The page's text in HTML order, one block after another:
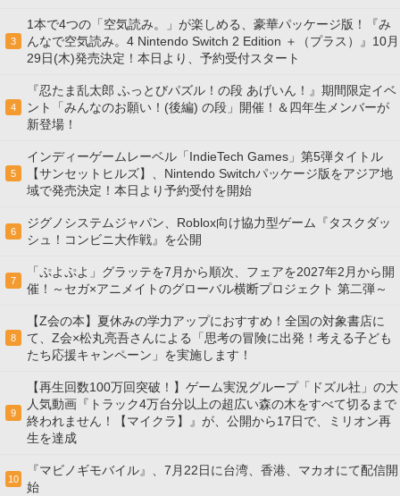
3
1本で4つの「空気読み。」が楽しめる、豪華パッケージ版！『み
んなで空気読み。4 Nintendo Switch 2 Edition ＋（プラス）』10月
29日(木)発売決定！本日より、予約受付スタート
4
『忍たま乱太郎 ふっとびパズル！の段 あげいん！』期間限定イベ
ント「みんなのお願い！(後編) の段」開催！＆四年生メンバーが
新登場！
5
インディーゲームレーベル「IndieTech Games」第5弾タイトル
【サンセットヒルズ】、Nintendo Switchパッケージ版をアジア地
域で発売決定！本日より予約受付を開始
6
ジグノシステムジャパン、Roblox向け協力型ゲーム『タスクダッ
シュ！コンビニ大作戦』を公開
7
「ぷよぷよ」グラッテを7月から順次、フェアを2027年2月から開
催！～セガ×アニメイトのグローバル横断プロジェクト 第二弾～
8
【Z会の本】夏休みの学力アップにおすすめ！全国の対象書店に
て、Z会×松丸亮吾さんによる「思考の冒険に出発！考える子ども
たち応援キャンペーン」を実施します！
9
【再生回数100万回突破！】ゲーム実況グループ「ドズル社」の大
人気動画『トラック4万台分以上の超広い森の木をすべて切るまで
終われません！【マイクラ】』が、公開から17日で、ミリオン再
生を達成
10
『マビノギモバイル』、7月22日に台湾、香港、マカオにて配信開
始